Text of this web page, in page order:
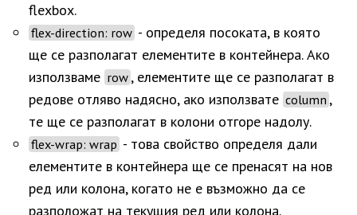
flexbox.
flex-direction: row - oпределя посоката, в която
ще се разполагат елементите в контейнера. Ако
използваме row , елементите ще се разполагат в
редове отляво надясно, ако използвате column ,
те ще се разполагат в колони отгоре надолу.
flex-wrap: wrap - това свойство определя дали
елементите в контейнера ще се пренасят на нов
ред или колона, когато не e възможно да се
разположат на текущия ред или колона.